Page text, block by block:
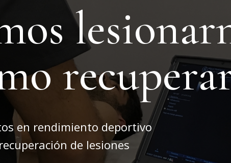
en rendimiento deportivo
de lesiones